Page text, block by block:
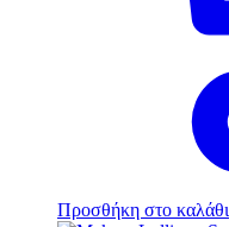
Προσθήκη στο καλάθι